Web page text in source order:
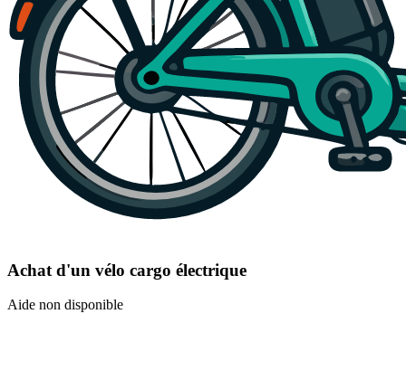
Achat d'un vélo cargo électrique
Aide non disponible